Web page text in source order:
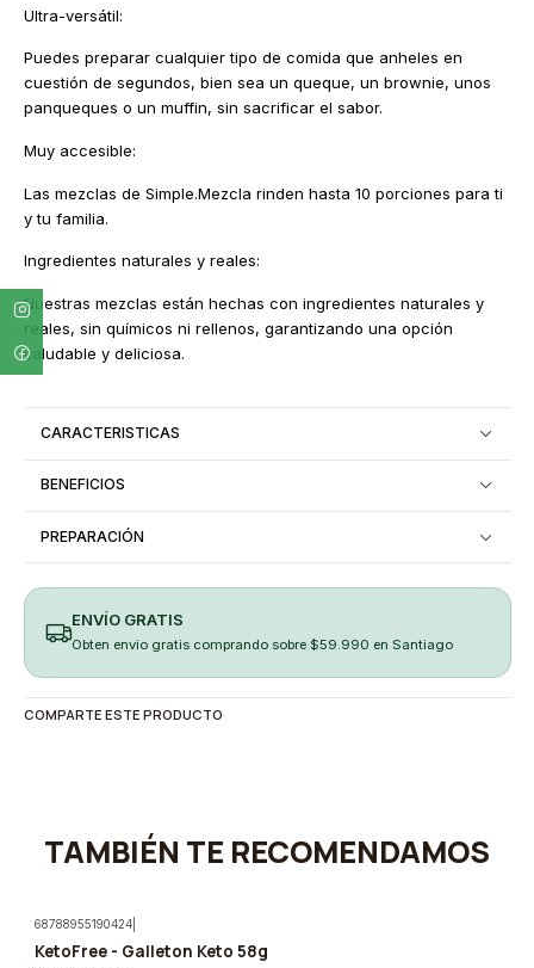
Ultra-versátil:
Puedes preparar cualquier tipo de comida que anheles en
cuestión de segundos, bien sea un queque, un brownie, unos
panqueques o un muffin, sin sacrificar el sabor.
Muy accesible:
Las mezclas de Simple.Mezcla rinden hasta 10 porciones para ti
y tu familia.
Ingredientes naturales y reales:
Nuestras mezclas están hechas con ingredientes naturales y
reales, sin químicos ni rellenos, garantizando una opción
saludable y deliciosa.
CARACTERISTICAS
BENEFICIOS
PREPARACIÓN
ENVÍO GRATIS
Obten envio gratis comprando sobre $59.990 en Santiago
COMPARTE ESTE PRODUCTO
TAMBIÉN TE RECOMENDAMOS
-5%
68788955190424
KetoFree - Galleton Keto 58g